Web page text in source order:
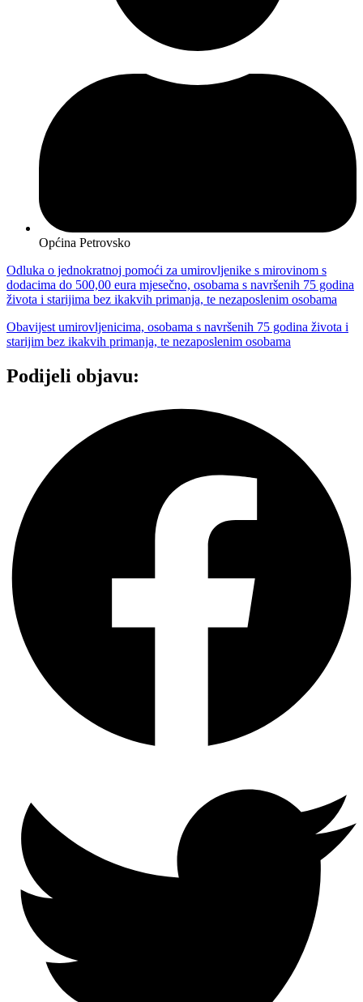
Općina Petrovsko
Odluka o jednokratnoj pomoći za umirovljenike s mirovinom s
dodacima do 500,00 eura mjesečno, osobama s navršenih 75 godina
života i starijima bez ikakvih primanja, te nezaposlenim osobama
Obavijest umirovljenicima, osobama s navršenih 75 godina života i
starijim bez ikakvih primanja, te nezaposlenim osobama
Podijeli objavu: